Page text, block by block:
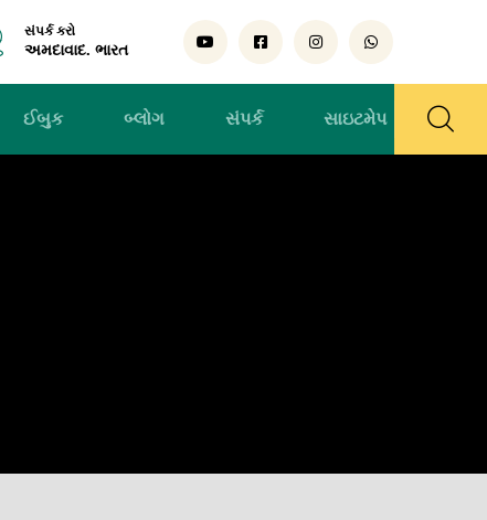
સંપર્ક કરો
અમદાવાદ. ભારત
ઈબુક બ્લોગ સંપર્ક સાઇટમેપ